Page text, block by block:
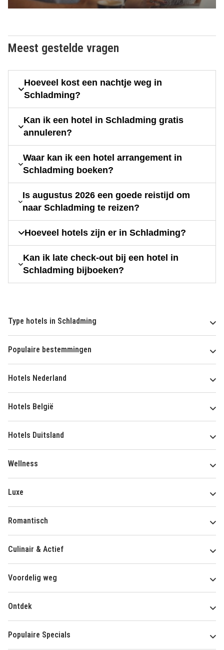
Meest gestelde vragen
Hoeveel kost een nachtje weg in
Schladming?
Kan ik een hotel in Schladming gratis
annuleren?
Waar kan ik een hotel arrangement in
Schladming boeken?
Is augustus 2026 een goede reistijd om
naar Schladming te reizen?
Hoeveel hotels zijn er in Schladming?
Kan ik late check-out bij een hotel in
Schladming bijboeken?
Type hotels in Schladming
Populaire bestemmingen
Hotels Nederland
Hotels België
Hotels Duitsland
Wellness
Luxe
Romantisch
Culinair & Actief
Voordelig weg
Ontdek
Populaire Specials